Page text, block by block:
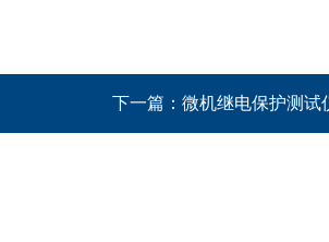
下一篇： 微机继电保护测试